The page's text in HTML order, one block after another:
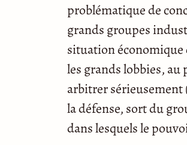
problématique de
grands groupes
situation économique
les grands lobbies,
arbitrer sérieusement
la défense, sort du
dans lesquels le